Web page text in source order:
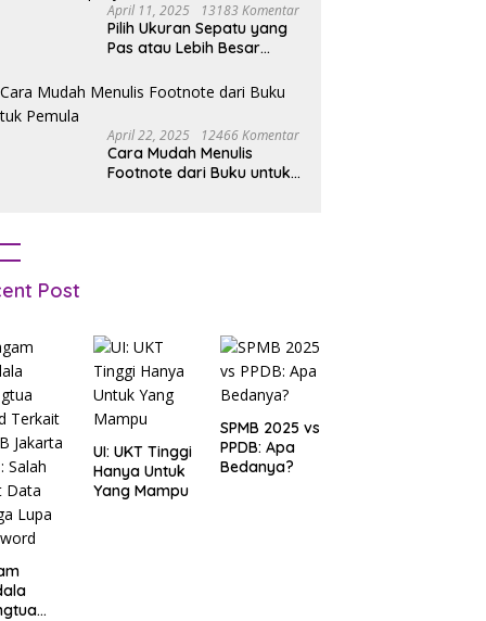
April 11, 2025 13183 Komentar
Pilih Ukuran Sepatu yang
Pas atau Lebih Besar
April 22, 2025 12466 Komentar
Cara Mudah Menulis
Footnote dari Buku untuk
Post
UI: UKT Tinggi
Hanya Untuk
Yang Mampu
SPMB 2025 vs
PPDB: Apa
Bedanya?